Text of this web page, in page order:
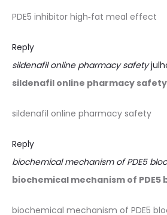
PDE5 inhibitor high‑fat meal effect
Reply
sildenafil online pharmacy safety
sildenafil online pharmacy safety
sildenafil online pharmacy safety
Reply
biochemical mechanism of PDE5
biochemical mechanism of PDE5
biochemical mechanism of PDE5